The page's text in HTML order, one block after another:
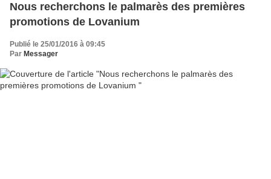
Nous recherchons le palmarès des premières
promotions de Lovanium
Publié le 25/01/2016 à 09:45
Par Messager